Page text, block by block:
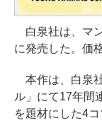
白泉社は、マ
に発売した。価
本作は、白泉
ル」にて17年間
を題材にした4